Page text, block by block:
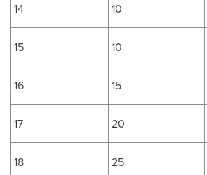
14 10
15 10
16 15
17 20
18 25